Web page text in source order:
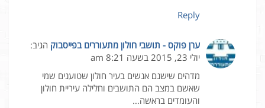
Reply
ערן פוקס - תושבי חולון מתעוררים בפייסבוק הגיב:
יולי 23, 2015 בשעה 8:21 am
מדהים שישנם אנשים בעיר חולון שטוענים שמי
שאשם במצב הם התושבים וחלילה עיריית חולון
והעומדים בראשה…